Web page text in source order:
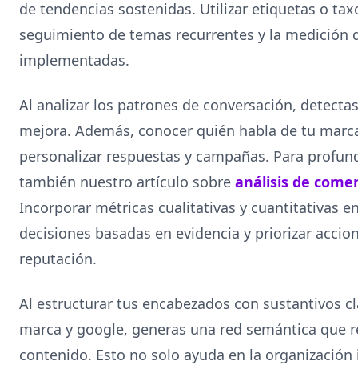
de tendencias sostenidas. Utilizar etiquetas o
seguimiento de temas recurrentes y la medición
implementadas.
Al analizar los patrones de conversación,
mejora. Además, conocer quién habla de tu
personalizar respuestas y campañas. Para
también nuestro artículo sobre análisis de
Incorporar métricas cualitativas y cuantitativas
decisiones basadas en evidencia y priorizar
reputación.
Al estructurar tus encabezados con sustantivos
marca y google, generas una red semántica que
contenido. Esto no solo ayuda en la